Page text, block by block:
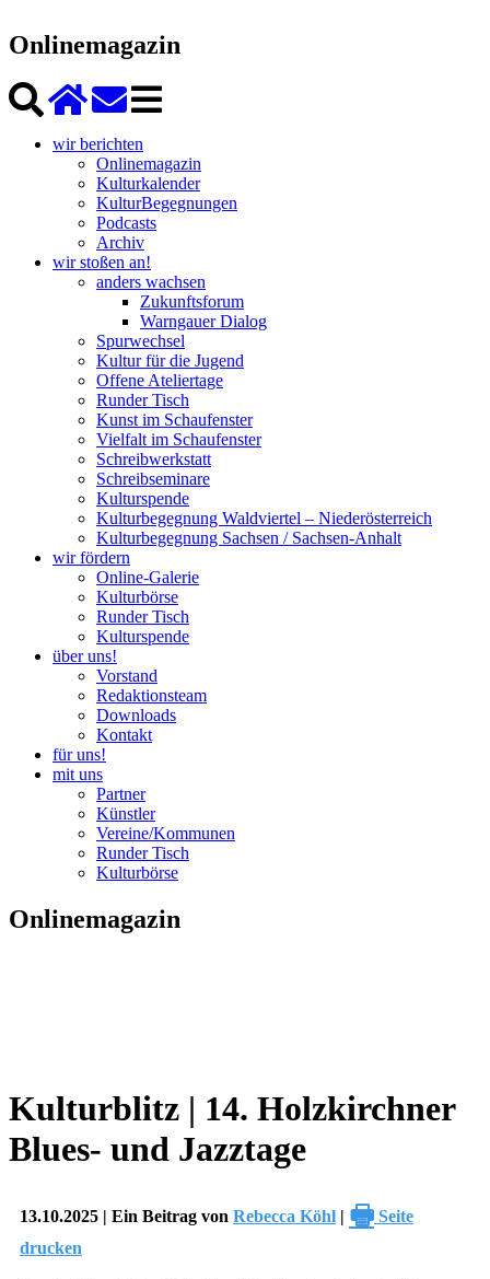
Onlinemagazin
wir berichten
Onlinemagazin
Kulturkalender
KulturBegegnungen
Podcasts
Archiv
wir stoßen an!
anders wachsen
Zukunftsforum
Warngauer Dialog
Spurwechsel
Kultur für die Jugend
Offene Ateliertage
Runder Tisch
Kunst im Schaufenster
Vielfalt im Schaufenster
Schreibwerkstatt
Schreibseminare
Kulturspende
Kulturbegegnung Waldviertel – Niederösterreich
Kulturbegegnung Sachsen / Sachsen-Anhalt
wir fördern
Online-Galerie
Kulturbörse
Runder Tisch
Kulturspende
über uns!
Vorstand
Redaktionsteam
Downloads
Kontakt
für uns!
mit uns
Partner
Künstler
Vereine/Kommunen
Runder Tisch
Kulturbörse
Onlinemagazin
Kulturblitz | 14. Holzkirchner
Blues- und Jazztage
13.10.2025 | Ein Beitrag von Rebecca Köhl | 🖶 Seite
drucken